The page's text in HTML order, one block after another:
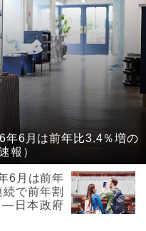
年6月は前年比3.4％増の
報）
6月は前年
で前年割
日本政府